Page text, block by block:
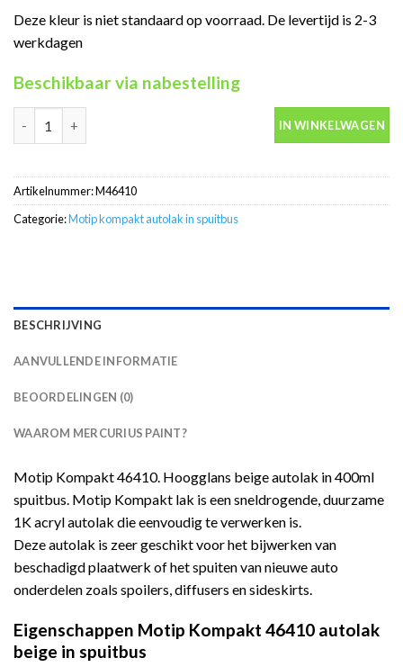
Deze kleur is niet standaard op voorraad. De levertijd is 2-3
werkdagen
Beschikbaar via nabestelling
Motip Kompakt 46410 beige autolak in spuitbus 400ml aantal
IN WINKELWAGEN
Artikelnummer:M46410
Categorie:Motip kompakt autolak in spuitbus
BESCHRIJVING
AANVULLENDE INFORMATIE
BEOORDELINGEN (0)
WAAROM MERCURIUS PAINT?
Motip Kompakt 46410. Hoogglans beige autolak in 400ml
spuitbus. Motip Kompakt lak is een sneldrogende, duurzame
1K acryl autolak die eenvoudig te verwerken is.
Deze autolak is zeer geschikt voor het bijwerken van
beschadigd plaatwerk of het spuiten van nieuwe auto
onderdelen zoals spoilers, diffusers en sideskirts.
Eigenschappen Motip Kompakt 46410 autolak
beige in spuitbus